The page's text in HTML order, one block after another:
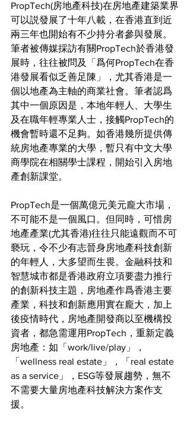
PropTech(房地產科技)在房地產建築業界
可以説發展了十年八載，在香港直到近
兩三年也開始有不少持分者參與發展。
筆者被傳媒採訪有關PropTech於香港發
展時，往往被問及「爲何PropTech在香
港發展看似乏善足陳」，尤其香港是一
個以地產為主軸的商業社會。筆者認爲
其中一個原因是，本地年輕人、大學生
及在職年輕專業人士，接觸PropTech的
機會暫時還不足夠。如香港幾所提供傳
統房地產專業的大學，暫只有中文大學
商學院在相關學士課程，開始引入房地
產創新課堂。
PropTech是一個萬億元美元龐大市場，
不可能不是一個風口。但同時，可惜房
地產產業(尤其香港)往往只能遠觀而不可
褻玩，令不少有志晉身房地產科技創新
的年輕人，大多望而生畏。金融科技和
智慧城市都是香港政府立項要盡力推行
的創新科技主題，房地產作爲香港主要
產業，科技和創新應用實在龐大，加上
後疫情時代，房地產開發商以至機構投
資者，都急需運用PropTech，重新定義
房地產：如「work/live/play」，
「wellness real estate」，「real estate
as a service」，ESG等發展趨勢，無不
不需要大量房地產科技解決方案作支
援。